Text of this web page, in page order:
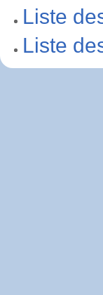
Liste
Liste